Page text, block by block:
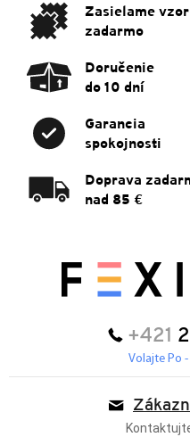
Zasielame
zadarmo
Doručenie
do 10 dní
Garancia
spokojnosti
Doprava
nad 85 €
+421
Volajte Po -